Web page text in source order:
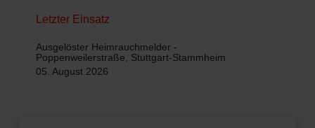
Letzter Einsatz
Ausgelöster Heimrauchmelder -
Poppenweilerstraße, Stuttgart-Stammheim
05. August 2026